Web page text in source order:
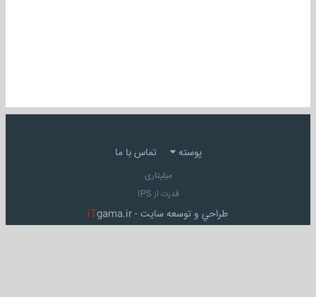
پوسته تماس با ما
میلیتاری
قدرت از IPS
طراحي و توسعه سايت - iTgama.ir